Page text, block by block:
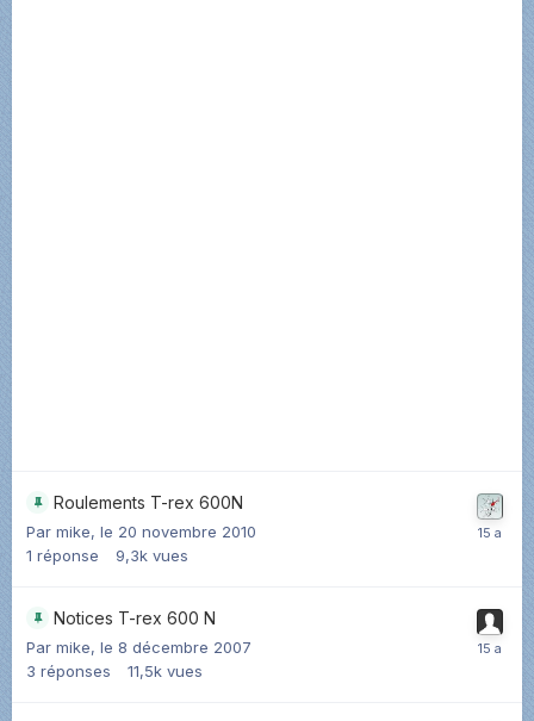
Roulements T-rex 600N
Par mike, le 20 novembre 2010
1 réponse 9,3k vues
Notices T-rex 600 N
Par mike, le 8 décembre 2007
3 réponses 11,5k vues